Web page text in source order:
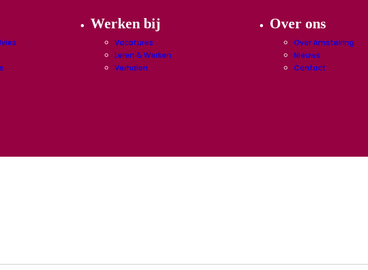
Werken bij
Vacatures
Leren & Werken
Verhalen
Over ons
Over Amstelring
Nieuws
Contact